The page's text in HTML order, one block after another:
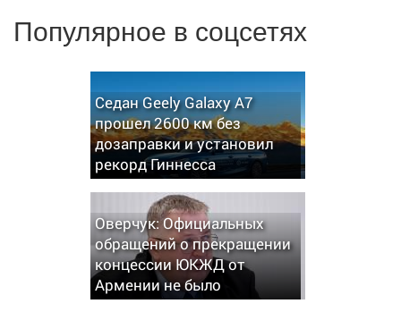
Популярное в соцсетях
Седан Geely Galaxy A7
прошел 2600 км без
дозаправки и установил
рекорд Гиннесса
Оверчук: Официальных
обращений о прекращении
концессии ЮКЖД от
Армении не было